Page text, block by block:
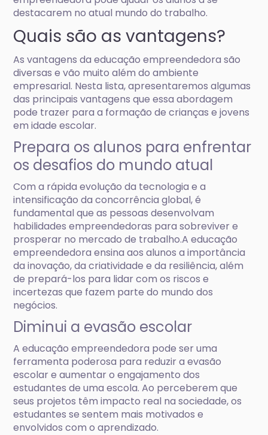
destacarem no atual mundo do trabalho.
Quais são as vantagens?
As vantagens da educação empreendedora são
diversas e vão muito além do ambiente
empresarial. Nesta lista, apresentaremos algumas
das principais vantagens que essa abordagem
pode trazer para a formação de crianças e jovens
em idade escolar.
Prepara os alunos para enfrentar
os desafios do mundo atual
Com a rápida evolução da tecnologia e a
intensificação da concorrência global, é
fundamental que as pessoas desenvolvam
habilidades empreendedoras para sobreviver e
prosperar no mercado de trabalho.A educação
empreendedora ensina aos alunos a importância
da inovação, da criatividade e da resiliência, além
de prepará-los para lidar com os riscos e
incertezas que fazem parte do mundo dos
negócios.
Diminui a evasão escolar
A educação empreendedora pode ser uma
ferramenta poderosa para reduzir a evasão
escolar e aumentar o engajamento dos
estudantes de uma escola. Ao perceberem que
seus projetos têm impacto real na sociedade, os
estudantes se sentem mais motivados e
envolvidos com o aprendizado.